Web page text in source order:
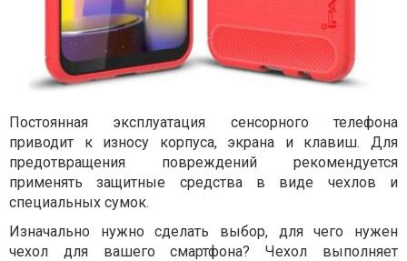
Постоянная эксплуатация сенсорного телефона
приводит к износу корпуса, экрана и клавиш. Для
предотвращения повреждений рекомендуется
применять защитные средства в виде чехлов и
специальных сумок.
Изначально нужно сделать выбор, для чего нужен
чехол для вашего смартфона? Чехол выполняет